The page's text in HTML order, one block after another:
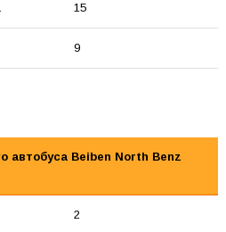
15
9
автобуса Beiben North Benz
2